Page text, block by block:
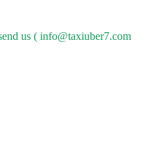
us ( info@taxiuber7.com